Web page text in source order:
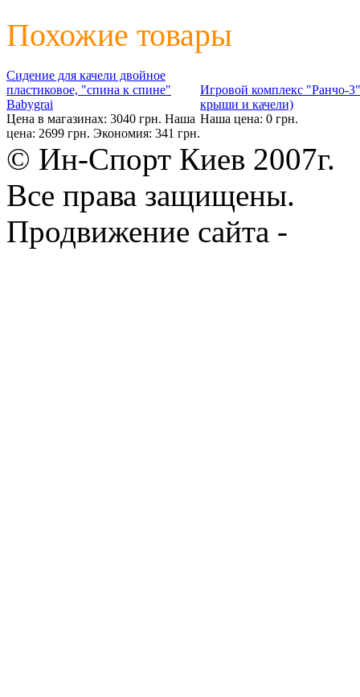
Похожие товары
Сидение для качели двойное
пластиковое, "спина к спине"
Babygrai
Цена в магазинах: 3040 грн. Наша
цена: 2699 грн. Экономия: 341 грн.
Игровой комплекс "Ранчо-
крыши и качели)
Наша цена: 0 грн.
© Ин-Спорт Киев 2007г.
Все права защищены.
Продвижение сайта -